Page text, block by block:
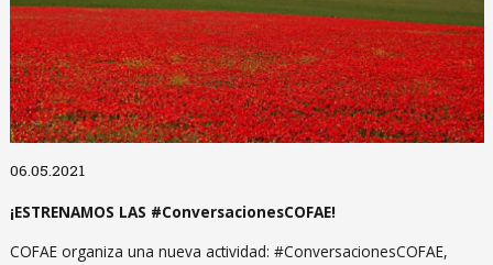
06.05.2021
¡ESTRENAMOS LAS #ConversacionesCOFAE!
COFAE organiza una nueva actividad: #ConversacionesCOFAE,